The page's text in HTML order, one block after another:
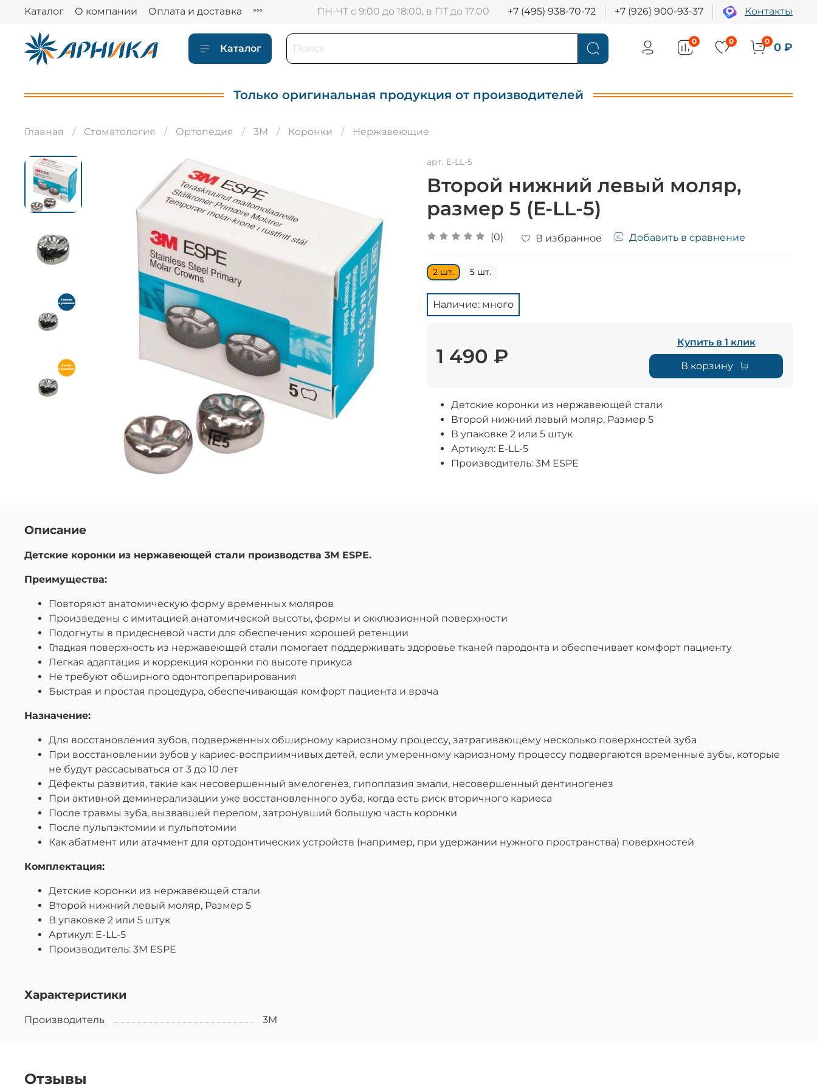
Каталог О компании Оплата и доставка ПН-ЧТ с 9:00 до 18:00, в ПТ до 17:00 +7 (495) 938-70-72 +7 (926) 900-93-37 Контакты
Каталог
0 0 0 0 ₽
Только оригинальная продукция от производителей
Главная Стоматология Ортопедия 3M Коронки Нержавеющие
арт. E-LL-5
Второй нижний левый моляр,
размер 5 (E-LL-5)
(0) В избранное Добавить в сравнение
2 шт. 5 шт.
Наличие: много
1 490 ₽
Купить в 1 клик
В корзину
Детские коронки из нержавеющей стали
Второй нижний левый моляр, Размер 5
В упаковке 2 или 5 штук
Артикул: E-LL-5
Производитель: 3M ESPE
Описание
Детские коронки из нержавеющей стали производства 3M ESPE.
Преимущества:
Повторяют анатомическую форму временных моляров
Произведены с имитацией анатомической высоты, формы и окклюзионной поверхности
Подогнуты в придесневой части для обеспечения хорошей ретенции
Гладкая поверхность из нержавеющей стали помогает поддерживать здоровье тканей пародонта и обеспечивает комфорт пациенту
Легкая адаптация и коррекция коронки по высоте прикуса
Не требуют обширного одонтопрепарирования
Быстрая и простая процедура, обеспечивающая комфорт пациента и врача
Назначение:
Для восстановления зубов, подверженных обширному кариозному процессу, затрагивающему несколько поверхностей зуба
При восстановлении зубов у кариес-восприимчивых детей, если умеренному кариозному процессу подвергаются временные зубы, которые
не будут рассасываться от 3 до 10 лет
Дефекты развития, такие как несовершенный амелогенез, гипоплазия эмали, несовершенный дентиногенез
При активной деминерализации уже восстановленного зуба, когда есть риск вторичного кариеса
После травмы зуба, вызвавшей перелом, затронувший большую часть коронки
После пульпэктомии и пульпотомии
Как абатмент или атачмент для ортодонтических устройств (например, при удержании нужного пространства) поверхностей
Комплектация:
Детские коронки из нержавеющей стали
Второй нижний левый моляр, Размер 5
В упаковке 2 или 5 штук
Артикул: E-LL-5
Производитель: 3M ESPE
Характеристики
Производитель 3M
Отзывы